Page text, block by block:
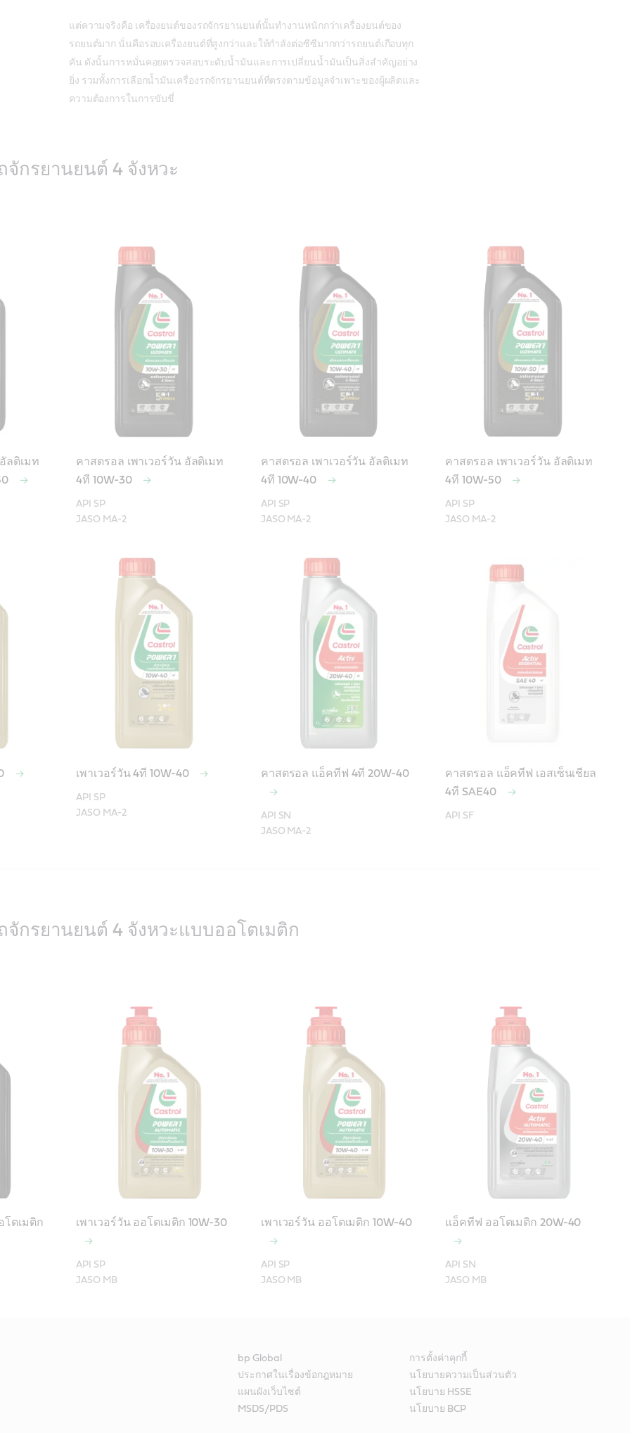
แต่ความจริงคือ เครื่องยนต์ของรถจักรยานยนต์นั้นทำงานหนักกว่าเครื่องยนต์ของ
รถยนต์มาก นั่นคือรอบเครื่องยนต์ที่สูงกว่าและให้กำลังต่อซีซีมากกว่ารถยนต์เกือบทุก
คัน ดังนั้นการหมั่นคอยตรวจสอบระดับน้ำมันและการเปลี่ยนน้ำมันเป็นสิ่งสำคัญอย่าง
ยิ่ง รวมทั้งการเลือกน้ำมันเครื่องรถจักรยานยนต์ที่ตรงตามข้อมูลจำเพาะของผู้ผลิตและ
ความต้องการในการขับขี่
จักรยานยนต์ 4 จังหวะ
ลติเมท
คาสตรอล เพาเวอร์วัน อัลติเมท
4ที 10W-30
API SP
คาสตรอล เพาเวอร์วัน อัลติเมท
4ที 10W-40
API SP
คาสตรอล เพาเวอร์วัน อัลติเมท
4ที 10W-50
API SP
เพาเวอร์วัน 4ที 10W-40
API SP
คาสตรอล แอ็คทีฟ 4ที 20W-40
API SN
คาสตรอล แอ็คทีฟ เอสเซ็นเชียล
4ที SAE40
API SF
จักรยานยนต์ 4 จังหวะแบบออโตเมติก
โตเมติก
เพาเวอร์วัน ออโตเมติก 10W-30
API SP
JASO MB
เพาเวอร์วัน ออโตเมติก 10W-40
API SP
แอ็คทีฟ ออโตเมติก 20W-40
API SN
JASO MB
bp Global
การตั้งค่าคุกกี้
ประกาศในเรื่องข้อกฎหมาย
นโยบายความเป็นส่วนตัว
แผนผังเว็บไซต์
นโยบาย HSSE
MSDS/PDS
นโยบาย BCP